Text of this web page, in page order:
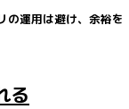
の運用は避け、余裕を
る